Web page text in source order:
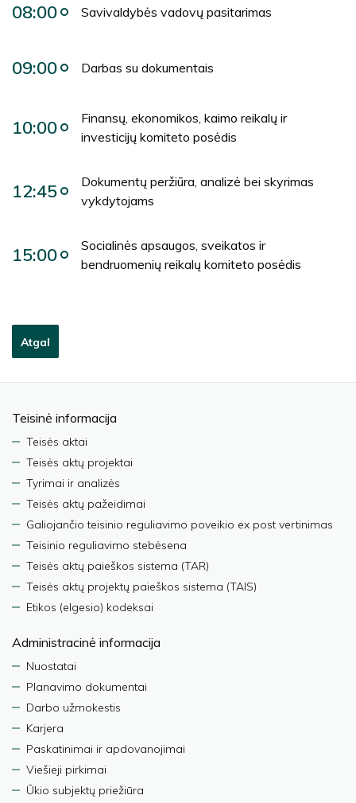
08:00 Savivaldybės vadovų pasitarimas
09:00 Darbas su dokumentais
10:00
Finansų, ekonomikos, kaimo reikalų ir
investicijų komiteto posėdis
12:45
Dokumentų peržiūra, analizė bei skyrimas
vykdytojams
15:00
Socialinės apsaugos, sveikatos ir
bendruomenių reikalų komiteto posėdis
Atgal
Teisinė informacija
Teisės aktai
Teisės aktų projektai
Tyrimai ir analizės
Teisės aktų pažeidimai
Galiojančio teisinio reguliavimo poveikio ex post vertinimas
Teisinio reguliavimo stebėsena
Teisės aktų paieškos sistema (TAR)
Teisės aktų projektų paieškos sistema (TAIS)
Etikos (elgesio) kodeksai
Administracinė informacija
Nuostatai
Planavimo dokumentai
Darbo užmokestis
Karjera
Paskatinimai ir apdovanojimai
Viešieji pirkimai
Ūkio subjektų priežiūra